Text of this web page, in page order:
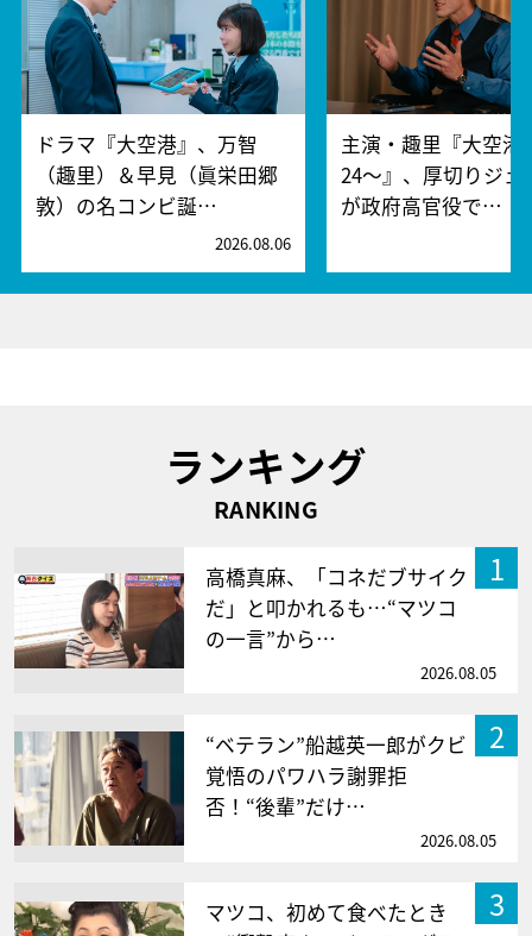
ドラマ『大空港』、万智
（趣里）＆早見（眞栄田郷
敦）の名コンビ誕…
2026.08.06
主演・趣里『大空港
24～』、厚切りジェ
が政府高官役で…
ランキング
RANKING
1
高橋真麻、「コネだブサイク
だ」と叩かれるも…“マツコ
の一言”から…
2026.08.05
2
“ベテラン”船越英一郎がクビ
覚悟のパワハラ謝罪拒
否！“後輩”だけ…
2026.08.05
3
マツコ、初めて食べたとき